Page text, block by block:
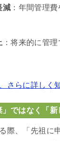
減 ：年間管理
：将来的に管
さらに詳しく
」ではなく「新
際、「先祖に